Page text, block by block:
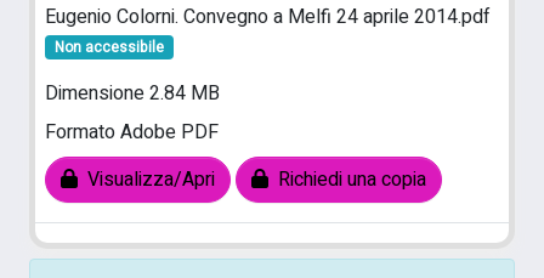
Eugenio Colorni. Convegno a Melfi 24 aprile 2014.pdf
Non accessibile
Dimensione 2.84 MB
Formato Adobe PDF
Visualizza/Apri
Richiedi una copia